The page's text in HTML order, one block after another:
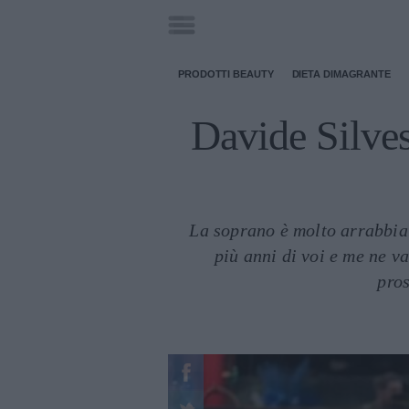
PRODOTTI BEAUTY DIETA DIMAGRANTE
Davide
La soprano è molto
più anni di voi e me ne